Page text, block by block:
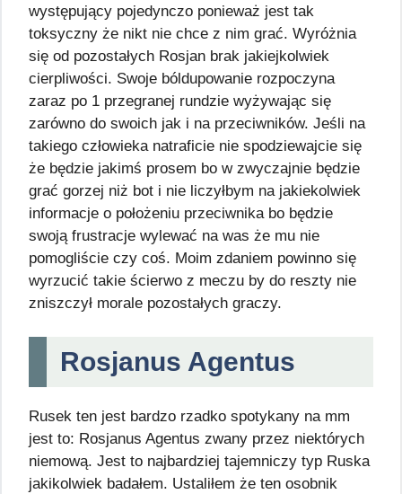
występujący pojedynczo ponieważ jest tak
toksyczny że nikt nie chce z nim grać. Wyróżnia
się od pozostałych Rosjan brak jakiejkolwiek
cierpliwości. Swoje bóldupowanie rozpoczyna
zaraz po 1 przegranej rundzie wyżywając się
zarówno do swoich jak i na przeciwników. Jeśli na
takiego człowieka natraficie nie spodziewajcie się
że będzie jakimś prosem bo w zwyczajnie będzie
grać gorzej niż bot i nie liczyłbym na jakiekolwiek
informacje o położeniu przeciwnika bo będzie
swoją frustracje wylewać na was że mu nie
pomogliście czy coś. Moim zdaniem powinno się
wyrzucić takie ścierwo z meczu by do reszty nie
zniszczył morale pozostałych graczy.
Rosjanus Agentus
Rusek ten jest bardzo rzadko spotykany na mm
jest to: Rosjanus Agentus zwany przez niektórych
niemową. Jest to najbardziej tajemniczy typ Ruska
jakikolwiek badałem. Ustaliłem że ten osobnik